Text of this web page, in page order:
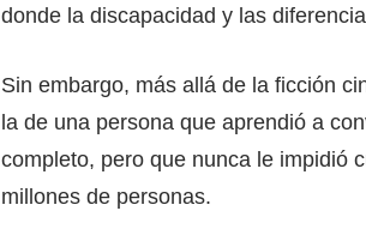
donde la discapacidad y las
Sin embargo, más allá de la ficción
la de una persona que aprendió a
completo, pero que nunca le impidió
millones de personas.